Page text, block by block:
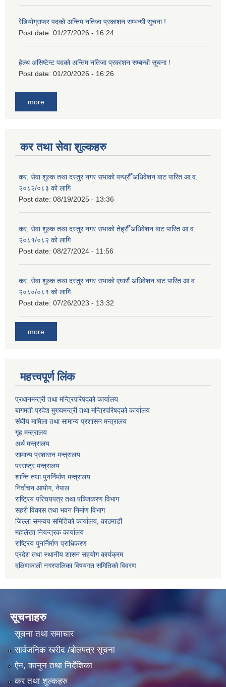
रेडियोग्राफर पदको अन्तिम नतिजा प्रकाशन सम्भन्धी सूचना !
Post date: 01/27/2026 - 16:24
हेल्थ असिष्टेन्ट पदको अन्तिम नतिजा प्रकाशन सम्बन्धी सूचना !
Post date: 01/20/2026 - 16:26
more
कर तथा सेवा शुल्कहरु
कर, सेवा शुल्क तथा दस्तुर नगर सभाको पन्ध्रौँ अधिवेशन बाट पारित आ.व.
२०८२/०८३ को लागि
Post date: 08/19/2025 - 13:36
कर, सेवा शुल्क तथा दस्तुर नगर सभाको तेह्रौँ अधिवेशन बाट पारित आ.व.
२०८१/०८२ को लागि
Post date: 08/27/2024 - 11:56
कर, सेवा शुल्क तथा दस्तुर नगर सभाको एघारौं अधिवेशन बाट पारित आ.व.
२०८०/०८१ को लागि
Post date: 07/26/2023 - 13:32
more
महत्त्वपूर्ण लिंक
प्रधानमन्त्री तथा मन्त्रिपरिषद्को कार्यालय
बागमती प्रदेश मुख्यमन्त्री तथा मन्त्रिपरिषद्को कार्यालय
संघीय मामिला तथा सामान्य प्रशासन मन्त्रालय
गृह मन्त्रालय
अर्थ मन्त्रालय
सामान्य प्रशासन मन्त्रालय
परराष्ट्र मन्त्रालय
शान्ति तथा पुनर्निर्माण मन्त्रालय
निर्वाचन आयोग, नेपाल
राष्ट्रिय परिचयपत्र तथा पञ्जिकरण विभाग
सहरी विकास तथा भवन निर्माण विभाग
जिल्ला समन्वय समितिको कार्यालय, काठमाडौं
महालेखा नियन्त्रक कार्यालय
राष्ट्रिय पुनर्निर्माण प्राधिकरण
प्रदेश तथा स्थानीय शासन सहयोग कार्यक्रम
दक्षिणकाली नगरपालिका विषयगत समितिको विवरण
सूचनाहरु
सूचना तथा समाचार
सार्वजनिक खरीद /बोलपत्र सूचना
ऐन, कानुन तथा निर्देशिका
कर तथा शुल्कहरु